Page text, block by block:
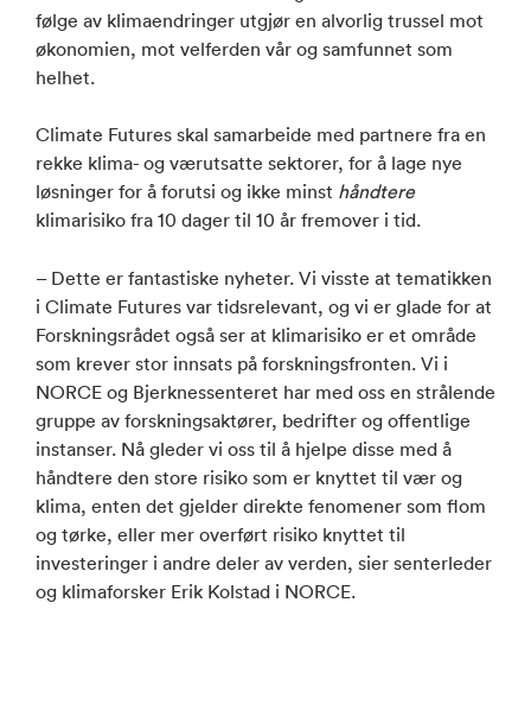
følge av klimaendringer utgjør en alvorlig trussel mot
økonomien, mot velferden vår og samfunnet som
helhet.
Climate Futures skal samarbeide med partnere fra en
rekke klima- og værutsatte sektorer, for å lage nye
løsninger for å forutsi og ikke minst håndtere
klimarisiko fra 10 dager til 10 år fremover i tid.
– Dette er fantastiske nyheter. Vi visste at tematikken
i Climate Futures var tidsrelevant, og vi er glade for at
Forskningsrådet også ser at klimarisiko er et område
som krever stor innsats på forskningsfronten. Vi i
NORCE og Bjerknessenteret har med oss en strålende
gruppe av forskningsaktører, bedrifter og offentlige
instanser. Nå gleder vi oss til å hjelpe disse med å
håndtere den store risiko som er knyttet til vær og
klima, enten det gjelder direkte fenomener som flom
og tørke, eller mer overført risiko knyttet til
investeringer i andre deler av verden, sier senterleder
og klimaforsker Erik Kolstad i NORCE.